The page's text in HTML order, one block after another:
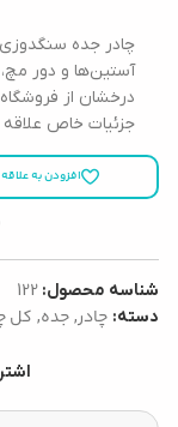
چادر جده
آستین‌ها و دور
درخشان از
جزئیات خاص علاقه
افزودن به
شناسه محصول: 122
دسته: چادر, جده, کل